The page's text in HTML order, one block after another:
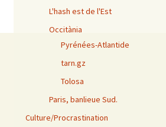
L'hash est de l'Est
Occitània
Pyrénées-Atlantide
tarn.gz
Tolosa
Paris, banlieue Sud.
Culture/Procrastination